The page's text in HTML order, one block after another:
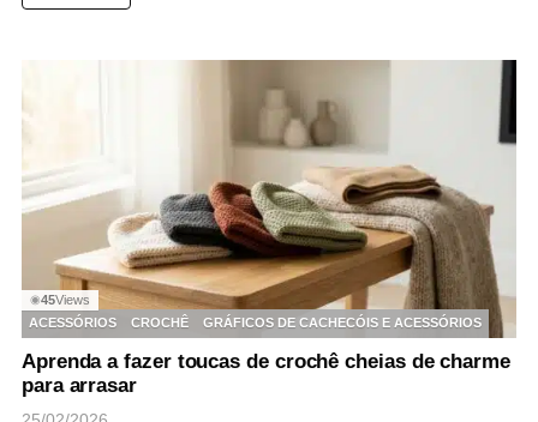
◉45Views
ACESSÓRIOS
CROCHÊ GRÁFICOS DE CACHECÓIS E ACESSÓRIOS
Aprenda a fazer toucas de crochê cheias de charme
para arrasar